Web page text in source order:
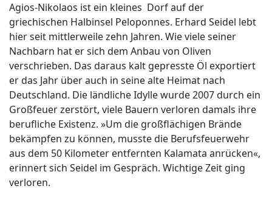
Agios-Nikolaos ist ein kleines Dorf auf der
griechischen Halbinsel Peloponnes. Erhard Seidel lebt
hier seit mittlerweile zehn Jahren. Wie viele seiner
Nachbarn hat er sich dem Anbau von Oliven
verschrieben. Das daraus kalt gepresste Öl exportiert
er das Jahr über auch in seine alte Heimat nach
Deutschland. Die ländliche Idylle wurde 2007 durch ein
Großfeuer zerstört, viele Bauern verloren damals ihre
berufliche Existenz. »Um die großflächigen Brände
bekämpfen zu können, musste die Berufsfeuerwehr
aus dem 50 Kilometer entfernten Kalamata anrücken«,
erinnert sich Seidel im Gespräch. Wichtige Zeit ging
verloren.